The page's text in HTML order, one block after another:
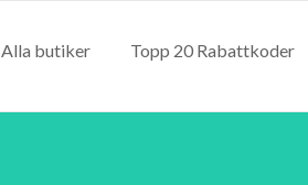
Alla butiker Topp 20 Rabattkoder